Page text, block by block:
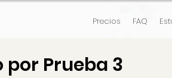
Precios FAQ
Prueba 3